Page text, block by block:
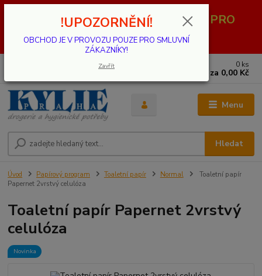
OBCHOD JE V PROVOZU POUZE PRO
SMLUVNÍ ZÁKAZNÍKY!
Menu
Hledat
0 ks
za 0,00 Kč
Úvod Papírový program Toaletní papír Normal
Toaletní papír
Papernet 2vrstvý celulóza
Toaletní papír Papernet 2vrstvý
celulóza
Novinka
!UPOZORNĚNÍ!
OBCHOD JE V PROVOZU POUZE PRO SMLUVNÍ
ZÁKAZNÍKY!
Zavřít